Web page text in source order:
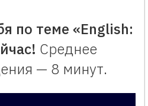
по теме «English:
Среднее
— 8 минут.